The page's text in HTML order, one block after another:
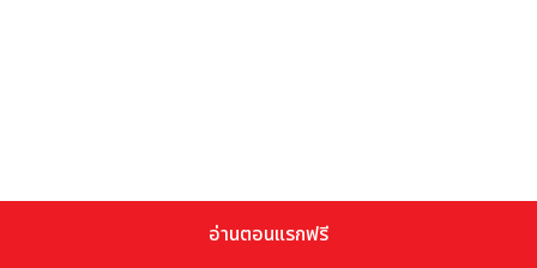
อ่านตอนแรกฟรี